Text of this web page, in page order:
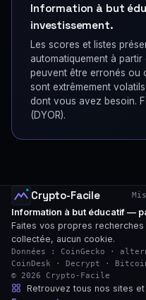
Information à but
investissement.
Les scores et listes
automatiquement à
peuvent être erronés ou
sont extrêmement
dont vous avez besoin.
(DYOR).
Crypto-Facile
Information à but éducatif —
Faites vos propres recherches
collectée, aucun cookie.
Données : CoinGecko ·
CoinDesk · Decrypt ·
© 2026 Crypto-Facile
Retrouvez tous nos sites